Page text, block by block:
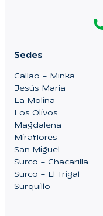
Sedes
Callao – Minka
Jesús María
La Molina
Los Olivos
Magdalena
Miraflores
San Miguel
Surco – Chacarilla
Surco – El Trigal
Surquillo